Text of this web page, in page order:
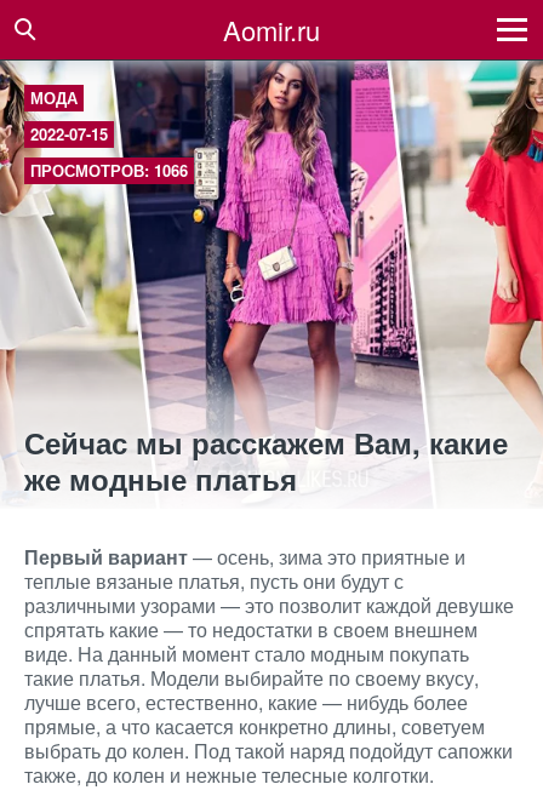
Aomir.ru
МОДА
2022-07-15
ПРОСМОТРОВ: 1066
Сейчас мы расскажем Вам, какие
же модные платья
Первый вариант— осень, зима это приятные и
теплые вязаные платья, пусть они будут с
различными узорами — это позволит каждой девушке
спрятать какие — то недостатки в своем внешнем
виде. На данный момент стало модным покупать
такие платья. Модели выбирайте по своему вкусу,
лучше всего, естественно, какие — нибудь более
прямые, а что касается конкретно длины, советуем
выбрать до колен. Под такой наряд подойдут сапожки
также, до колен и нежные телесные колготки.